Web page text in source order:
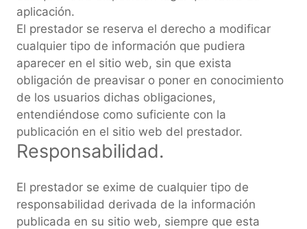
aplicación.
El prestador se reserva el derecho a modificar
cualquier tipo de información que pudiera
aparecer en el sitio web, sin que exista
obligación de preavisar o poner en conocimiento
de los usuarios dichas obligaciones,
entendiéndose como suficiente con la
publicación en el sitio web del prestador.
Responsabilidad.
El prestador se exime de cualquier tipo de
responsabilidad derivada de la información
publicada en su sitio web, siempre que esta